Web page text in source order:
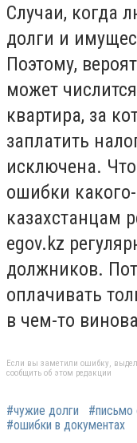
Случаи, когда
долги и
Поэтому,
может
квартира, за
заплатить
исключена.
ошибки
казахстанцам
egov.kz
должников.
оплачивать
в чем-то
Если вы заметили ошибку,
сообщить об этом редакции
#чужие долги #письмо
#ошибки в документах